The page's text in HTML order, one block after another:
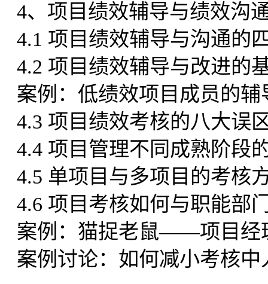
4、项目绩效辅导与绩效沟
4.1 项目绩效辅导与沟通的
4.2 项目绩效辅导与改进的
案例：低绩效项目成员的辅
4.3 项目绩效考核的八大误
4.4 项目管理不同成熟阶段
4.5 单项目与多项目的考核
4.6 项目考核如何与职能部
案例：猫捉老鼠——项目经
案例讨论：如何减小考核